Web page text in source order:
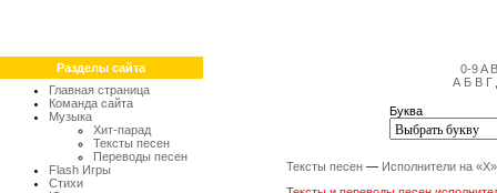
Разделы сайта
Главная страница
Команда сайта
Музыка
Хит-парад
Тексты песен
Переводы песен
Flash Игры
Стихи
0-9 A
А Б В Г
Буква
Тексты песен — Исполнители на «Х»